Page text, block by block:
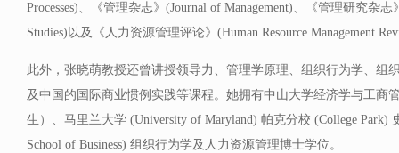
Processes)、《管理杂志》(Journal of Management)、《管理研究杂志
Studies)以及《人力资源管理评论》(Human Resource Management
此外，张晓萌教授还曾讲授领导力、管理学原理、组织行为学、组
及中国的国际商业惯例实践等课程。她拥有中山大学经济学与工商
生）、马里兰大学 (University of Maryland) 帕克分校 (College Park)
School of Business) 组织行为学及人力资源管理博士学位。